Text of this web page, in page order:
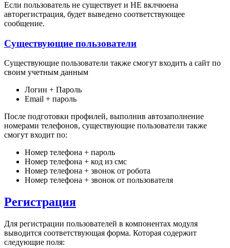
Если пользователь не существует и НЕ вклчюена
авторегистрация, будет выведено соответствующее
сообщение.
Существующие пользователи
Существующие пользователи также смогут входить а сайт по
своим учетным данным
Логин + Пароль
Email + пароль
После подготовки профилей, выполнив автозаполнение
номерами телефонов, существующие пользователи также
смогут входит по:
Номер телефона + пароль
Номер телефона + код из смс
Номер телефона + звонок от робота
Номер телефона + звонок от пользователя
Регистрация
Для регистрации пользователей в компонентах модуля
выводится соответствующая форма. Которая содержит
следующие поля: